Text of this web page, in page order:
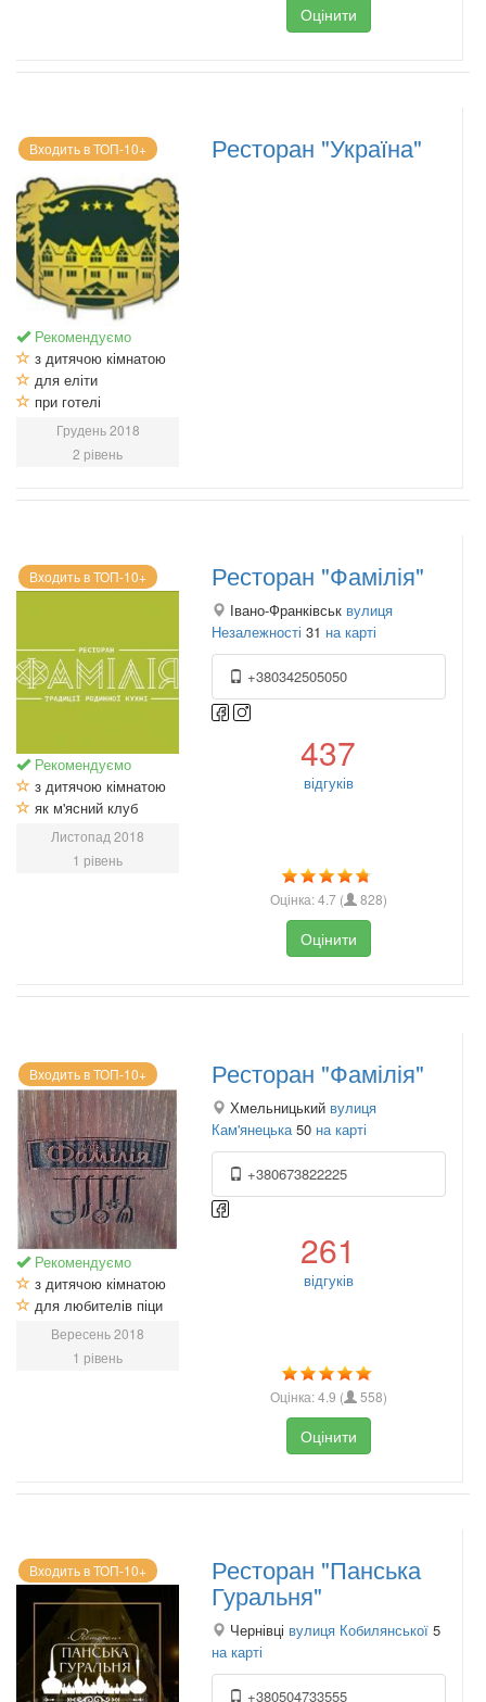
Оцінити
Входить в ТОП-10+
Рекомендуємо
з дитячою кімнатою
для еліти
при готелі
Грудень 2018
2 рівень
Ресторан "Україна"
Входить в ТОП-10+
Рекомендуємо
з дитячою кімнатою
як м'ясний клуб
Листопад 2018
1 рівень
Ресторан "Фамілія"
Івано-Франківськ вулиця
Незалежності 31 на карті
+380342505050
437
відгуків
Оцінка:4.7 ( 828)
Оцінити
Входить в ТОП-10+
Рекомендуємо
з дитячою кімнатою
для любителів піци
Вересень 2018
1 рівень
Ресторан "Фамілія"
Хмельницький вулиця
Кам'янецька 50 на карті
+380673822225
261
відгуків
Оцінка:4.9 ( 558)
Оцінити
Входить в ТОП-10+ Ресторан "Панська
Гуральня"
Чернівці вулиця Кобилянської 5
на карті
+380504733555